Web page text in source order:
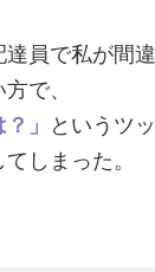
員で私が間
で、
」
というツ
しまった。